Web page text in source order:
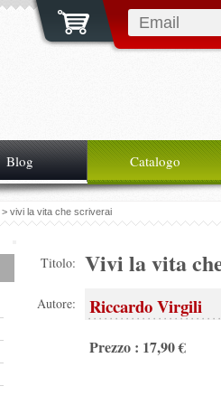
Blog Catalogo
> vivi la vita che scriverai
Titolo: Vivi la vita
Autore: Riccardo Virgili
Prezzo : 17,90 €